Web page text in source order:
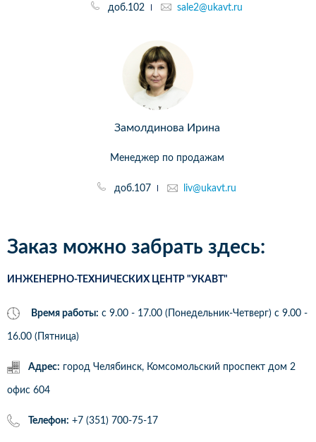
доб.102 sale2@ukavt.ru
Замолдинова Ирина
Менеджер по продажам
доб.107 liv@ukavt.ru
Заказ можно забрать здесь:
ИНЖЕНЕРНО-ТЕХНИЧЕСКИХ ЦЕНТР "УКАВТ"
Время работы: с 9.00 - 17.00 (Понедельник-Четверг) c 9.00 -
16.00 (Пятница)
Адрес: город Челябинск, Комсомольский проспект дом 2
офис 604
Телефон: +7 (351) 700-75-17